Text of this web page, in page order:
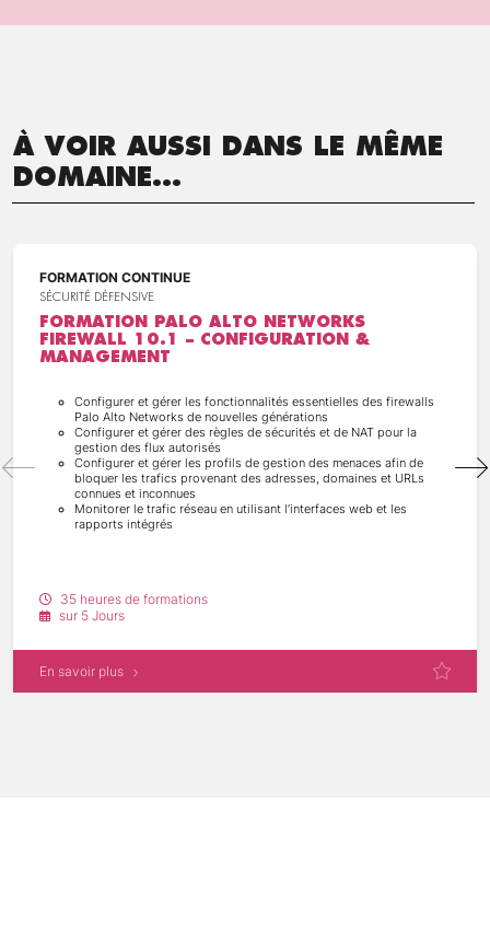
À VOIR AUSSI DANS LE MÊME
DOMAINE...
FORMATION CONTINUE
SÉCURITÉ DÉFENSIVE
FORMATION PALO ALTO NETWORKS
FIREWALL 10.1 – CONFIGURATION &
MANAGEMENT
Configurer et gérer les fonctionnalités essentielles des firewalls
Palo Alto Networks de nouvelles générations
Configurer et gérer des règles de sécurités et de NAT pour la
gestion des flux autorisés
Configurer et gérer les profils de gestion des menaces afin de
bloquer les trafics provenant des adresses, domaines et URLs
connues et inconnues
Monitorer le trafic réseau en utilisant l’interfaces web et les
rapports intégrés
35 heures de formations
sur 5 Jours
En savoir plus